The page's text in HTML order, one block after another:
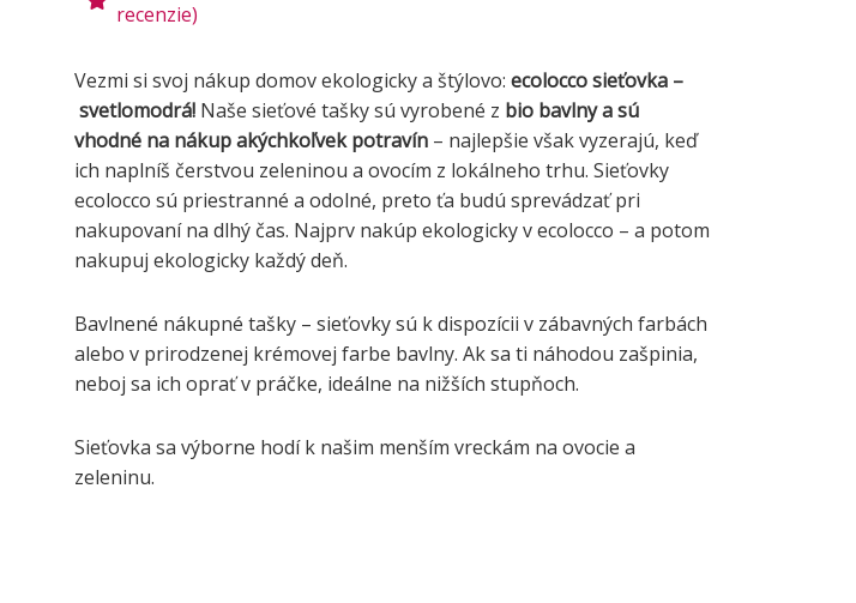
recenzie)
Vezmi si svoj nákup domov ekologicky a štýlovo: ecolocco sieťovka –
svetlomodrá! Naše sieťové tašky sú vyrobené z bio bavlny a sú
vhodné na nákup akýchkoľvek potravín – najlepšie však vyzerajú, keď
ich naplníš čerstvou zeleninou a ovocím z lokálneho trhu. Sieťovky
ecolocco sú priestranné a odolné, preto ťa budú sprevádzať pri
nakupovaní na dlhý čas. Najprv nakúp ekologicky v ecolocco – a potom
nakupuj ekologicky každý deň.
Bavlnené nákupné tašky – sieťovky sú k dispozícii v zábavných farbách
alebo v prirodzenej krémovej farbe bavlny. Ak sa ti náhodou zašpinia,
neboj sa ich oprať v práčke, ideálne na nižších stupňoch.
Sieťovka sa výborne hodí k našim menším vreckám na ovocie a
zeleninu.